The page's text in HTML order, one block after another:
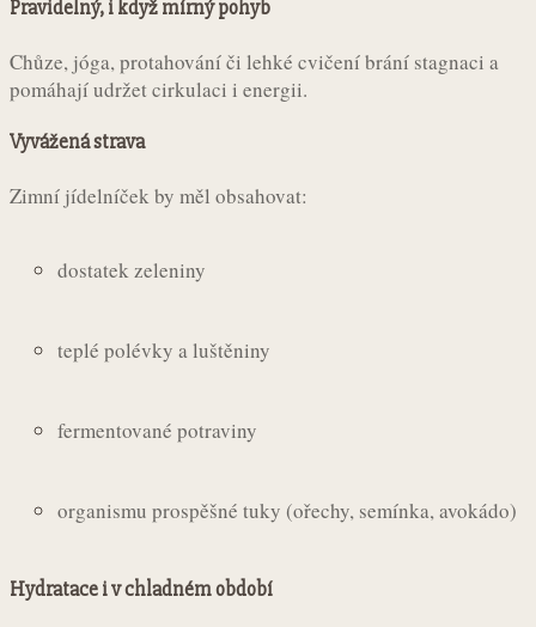
Pravidelný, i když mírný pohyb
Chůze, jóga, protahování či lehké cvičení brání stagnaci a
pomáhají udržet cirkulaci i energii.
Vyvážená strava
Zimní jídelníček by měl obsahovat:
dostatek zeleniny
teplé polévky a luštěniny
fermentované potraviny
organismu prospěšné tuky (ořechy, semínka, avokádo)
Hydratace i v chladném období